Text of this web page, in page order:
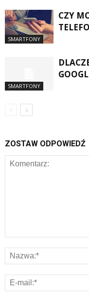
SMARTFONY
CZY
SMARTFONY
ZOSTAW ODPOWIEDŹ